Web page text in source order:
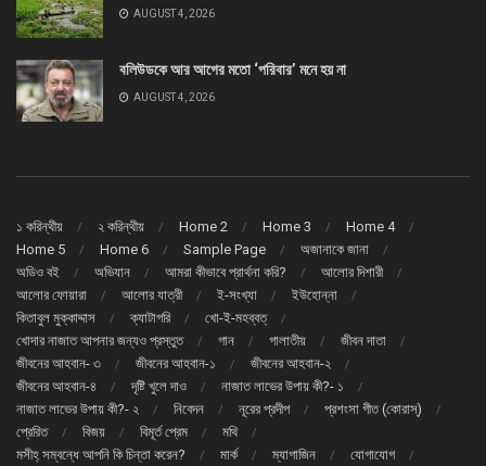
AUGUST 4, 2026
বলিউডকে আর আগের মতো ‘পরিবার’ মনে হয় না
AUGUST 4, 2026
১ করিন্থীয় ২ করিন্থীয় Home 2 Home 3
Home 4
Home 5
Home 6 Sample Page
অজানাকে জানা
অডিও বই
অভিযান আমরা কীভাবে প্রার্থনা করি?
আলোর দিশারী
আলোর ফোয়ারা
আলোর যাত্রী ই-সংখ্যা
ইউহোন্না
কিতাবুল মুক্কাদ্দাস
ক্যাটাগরি
খো-ই-মহব্বত্
খোদার নাজাত আপনার জন্যও প্রস্তুত
গান গালাতীয়
জীবন দাতা
জীবনের আহবান- ৩
জীবনের আহবান-১
জীবনের আহবান-২
জীবনের আহবান-৪
দৃষ্টি খুলে দাও
নাজাত লাভের উপায় কী?- ১
নাজাত লাভের উপায় কী?- ২
নিবেদন নূরের প্রদীপ
প্রশংসা গীত (কোরাস্)
প্রেরিত
বিজয় বিমূর্ত প্রেম
মথি
মসীহ্ সম্বন্ধে আপনি কি চিন্তা করেন?
মার্ক ম্যাগাজিন যোগাযোগ